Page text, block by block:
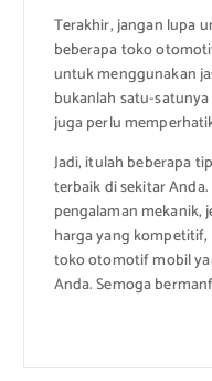
Terakhir, jangan lupa
beberapa toko
untuk menggunakan
bukanlah satu-
juga perlu
Jadi, itulah beberapa
terbaik di sekitar
pengalaman mekanik,
harga yang
toko otomotif mobil
Anda. Semoga